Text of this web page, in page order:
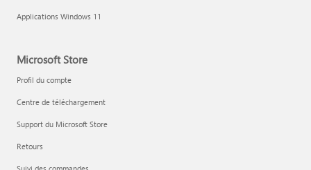
Applications Windows 11
Microsoft Store
Profil du compte
Centre de téléchargement
Support du Microsoft Store
Retours